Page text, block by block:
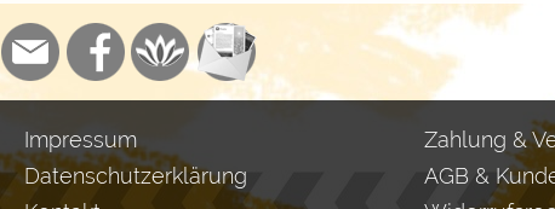
Impressum
Datenschutzerklärung
Zahlung &
AGB &